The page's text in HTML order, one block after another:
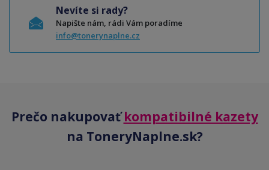
Nevíte si rady?
Napište nám, rádi Vám poradíme
info@tonerynaplne.cz
Prečo nakupovaťkompatibilné kazety
na ToneryNaplne.sk?